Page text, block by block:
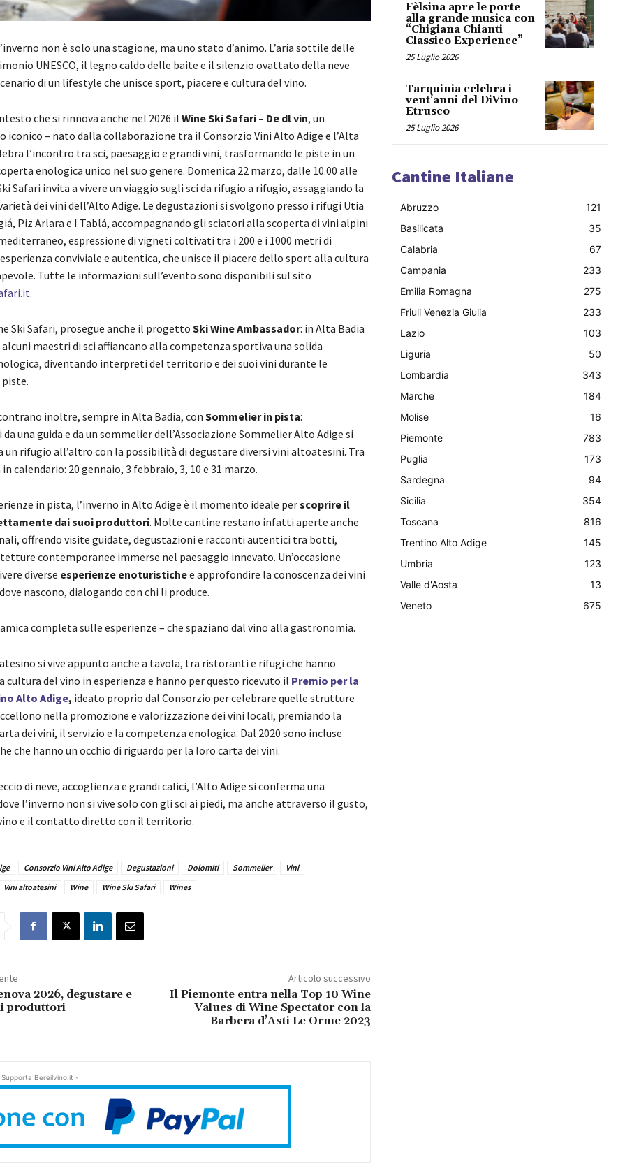
non è solo una stagione, ma uno stato d’animo. L’aria sottile delle
UNESCO, il legno caldo delle baite e il silenzio ovattato della neve
di un lifestyle che unisce sport, piacere e cultura del vino.
che si rinnova anche nel 2026 il Wine Ski Safari – De dl vin, un
iconico – nato dalla collaborazione tra il Consorzio Vini Alto Adige e l’Alta
l’incontro tra sci, paesaggio e grandi vini, trasformando le piste in un
enologica unico nel suo genere. Domenica 22 marzo, dalle 10.00 alle
Safari invita a vivere un viaggio sugli sci da rifugio a rifugio, assaggiando la
dei vini dell’Alto Adige. Le degustazioni si svolgono presso i rifugi Ütia
Piz Arlara e I Tablá, accompagnando gli sciatori alla scoperta di vini alpini
espressione di vigneti coltivati tra i 200 e i 1000 metri di
conviviale e autentica, che unisce il piacere dello sport alla cultura
Tutte le informazioni sull’evento sono disponibili sul sito
.
Ski Safari, prosegue anche il progetto Ski Wine Ambassador: in Alta Badia
alcuni maestri di sci affiancano alla competenza sportiva una solida
diventando interpreti del territorio e dei suoi vini durante le
inoltre, sempre in Alta Badia, con Sommelier in pista:
una guida e da un sommelier dell’Associazione Sommelier Alto Adige si
un rifugio all’altro con la possibilità di degustare diversi vini altoatesini. Tra
calendario: 20 gennaio, 3 febbraio, 3, 10 e 31 marzo.
in pista, l’inverno in Alto Adige è il momento ideale perscoprire il
dai suoi produttori. Molte cantine restano infatti aperte anche
offrendo visite guidate, degustazioni e racconti autentici tra botti,
contemporanee immerse nel paesaggio innevato. Un’occasione
diverse esperienze enoturistichee approfondire la conoscenza dei vini
nascono, dialogando con chi li produce.
completa sulle esperienze – che spaziano dal vino alla gastronomia.
si vive appunto anche a tavola, tra ristoranti e rifugi che hanno
del vino in esperienza e hanno per questo ricevuto il Premio per la
Alto Adige, ideato proprio dal Consorzio per celebrare quelle strutture
nella promozione e valorizzazione dei vini locali, premiando la
dei vini, il servizio e la competenza enologica. Dal 2020 sono incluse
che hanno un occhio di riguardo per la loro carta dei vini.
di neve, accoglienza e grandi calici, l’Alto Adige si conferma una
l’inverno non si vive solo con gli sci ai piedi, ma anche attraverso il gusto,
e il contatto diretto con il territorio.
Consorzio Vini Alto Adige Degustazioni Dolomiti Sommelier
Vini
Vini altoatesini Wine Wine Ski Safari Wines
2026, degustare e
produttori
Articolo successivo
Il Piemonte entra nella Top 10 Wine
Values di Wine Spectator con la
Barbera d’Asti Le Orme 2023
Bereilvino.it -
Fèlsina apre le porte
alla grande musica con
“Chigiana Chianti
Classico Experience”
25 Luglio 2026
Tarquinia celebra i
vent’anni del DiVino
Etrusco
25 Luglio 2026
Cantine Italiane
Abruzzo
121
Basilicata
35
Calabria
67
Campania
233
Emilia Romagna
275
Friuli Venezia Giulia
233
Lazio
103
Liguria
50
Lombardia
343
Marche
184
Molise
16
Piemonte
783
Puglia
173
Sardegna
94
Sicilia
354
Toscana
816
Trentino Alto Adige
145
Umbria
123
Valle d'Aosta
13
Veneto
675